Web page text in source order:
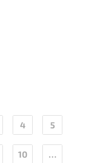
36 990 kr till 40 320 kr
4 5
10 …